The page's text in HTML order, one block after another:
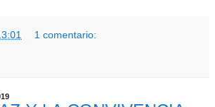
1 comentario: